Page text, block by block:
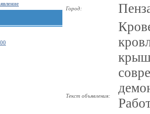
Город:
Текст объявления: